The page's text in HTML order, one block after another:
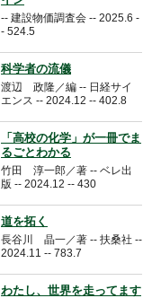
-- 建設物価調査会 -- 2025.6 -
- 524.5
科学者の流儀
渡辺 政隆／編 -- 日経サイ
エンス -- 2024.12 -- 402.8
「高校の化学」が一冊でま
るごとわかる
竹田 淳一郎／著 -- ベレ出
版 -- 2024.12 -- 430
道を拓く
長谷川 晶一／著 -- 扶桑社 --
2024.11 -- 783.7
わたし、世界を走ってます